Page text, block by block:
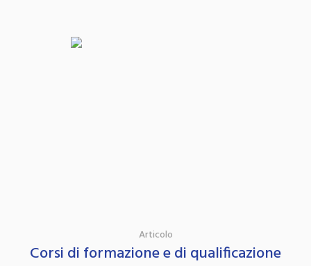
Articolo
Corsi di formazione e di qualificazione